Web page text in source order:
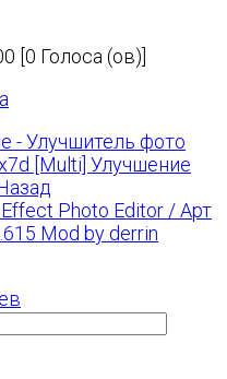
[0 Голоса (ов)]
- Улучшитель фото
[Multi] Улучшение
Photo Editor / Арт
Mod by derrin